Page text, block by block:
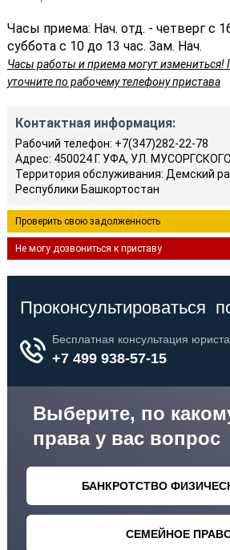
Часы приема: Нач. отд. - четверг с
суббота с 10 до 13 час. Зам. Нач.
Часы работы и приема могут измениться!
уточните по рабочему телефону пристава
Контактная информация:
Рабочий телефон: +7(347)282-22-78
Адрес: 450024 Г. УФА, УЛ.
Территория обслуживания: Демский
Республики Башкортостан
Проверить свою задолженность
Не могу дозвониться к приставу